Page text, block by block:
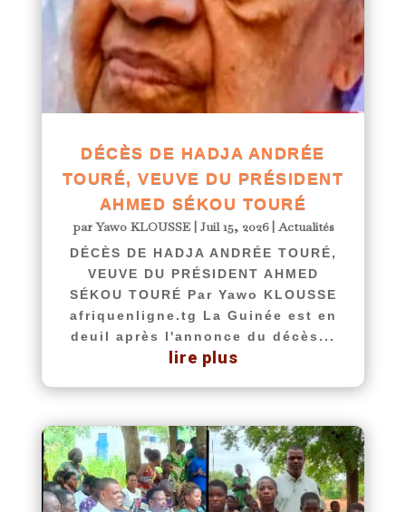
DÉCÈS DE HADJA ANDRÉE
TOURÉ, VEUVE DU PRÉSIDENT
AHMED SÉKOU TOURÉ
parYawo KLOUSSE| Juil 15, 2026|Actualités
DÉCÈS DE HADJA ANDRÉE TOURÉ,
VEUVE DU PRÉSIDENT AHMED
SÉKOU TOURÉ Par Yawo KLOUSSE
afriquenligne.tg La Guinée est en
deuil après l'annonce du décès...
lire plus